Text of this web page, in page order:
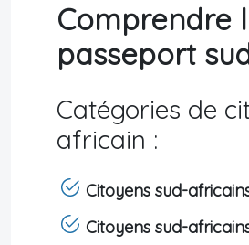
Comprendre
passeport
Catégories de
africain :
Citoyens sud-
Citoyens sud-